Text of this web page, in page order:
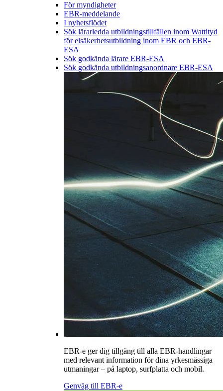
För myndigheter
EBR-meddelande
I nyhetsflödet
Sök lärarledda utbildningstillfällen inom Wattityd
för elsäkerhetsutbildning inom EBR och EBR-
ESA
Sök godkända lärare EBR-ESA
Sök godkända utbildningsanordnare EBR-ESA
EBR-e ger dig tillgång till alla EBR-handlingar
med relevant information för dina yrkesmässiga
utmaningar – på laptop, surfplatta och mobil.
Genväg till EBR-e